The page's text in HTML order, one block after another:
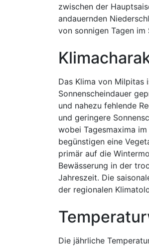
zwischen der
andauernden
von sonnigen Tagen
Das Klima von Milpitas
Sonnenscheindauer
und nahezu fehlende
und geringere
wobei Tagesmaxima
begünstigen eine
primär auf die
Bewässerung in der
Jahreszeit. Die
der regionalen
Die jährliche